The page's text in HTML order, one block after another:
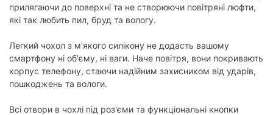
прилягаючи до поверхні та не створюючи повітряні люфти,
які так любить пил, бруд та вологу.
Легкий чохол з м'якого силікону не додасть вашому
смартфону ні об'єму, ні ваги. Наче повітря, вони покривають
корпус телефону, стаючи надійним захисником від ударів,
пошкоджень та вологи.
Всі отвори в чохлі під роз'єми та функціональні кнопки